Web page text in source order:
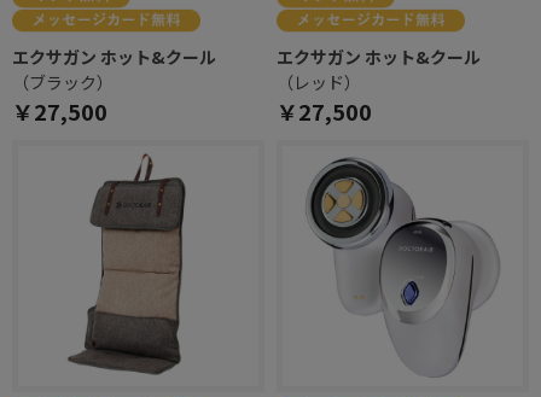
エクサガン ホット&クール
（ブラック）
￥27,500
エクサガン ホット&クール
（レッド）
￥27,500